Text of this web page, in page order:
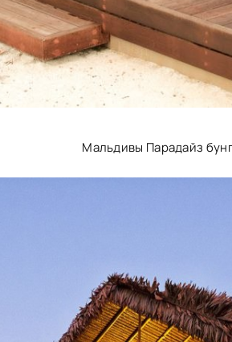
Мальдивы Парадайз